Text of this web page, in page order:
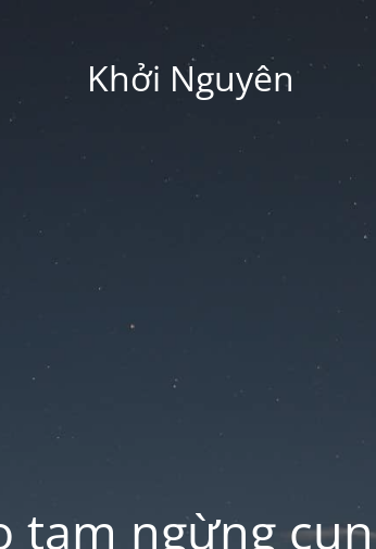
Khởi Nguyên
tạm ngừng